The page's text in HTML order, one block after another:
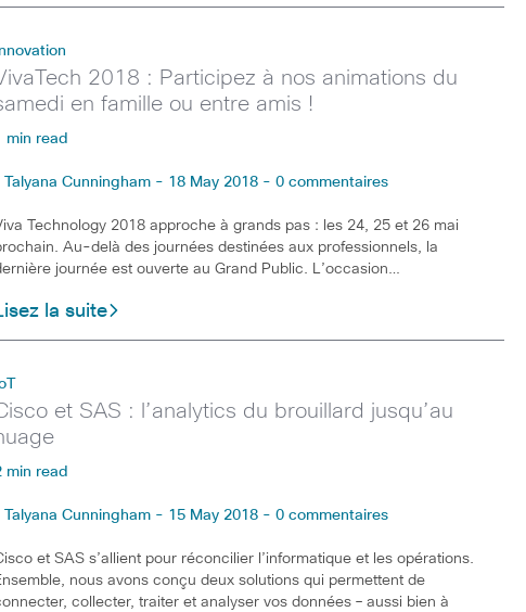
2018 : Participez à nos animations du
en famille ou entre amis !
min read
Talyana Cunningham - 18 May 2018 - 0 commentaires
Technology 2018 approche à grands pas : les 24, 25 et 26 mai
Au-delà des journées destinées aux professionnels, la
journée est ouverte au Grand Public. L’occasion…
la suite
et SAS : l’analytics du brouillard jusqu’au
min read
Talyana Cunningham - 15 May 2018 - 0 commentaires
et SAS s’allient pour réconcilier l’informatique et les opérations.
nous avons conçu deux solutions qui permettent de
collecter, traiter et analyser vos données – aussi bien à